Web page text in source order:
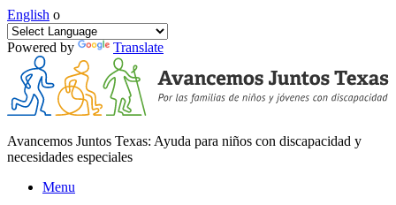
English o
Powered by Translate
Avancemos Juntos Texas: Ayuda para niños con discapacidad y
necesidades especiales
Menu